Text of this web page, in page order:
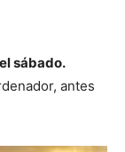
sábado.
antes